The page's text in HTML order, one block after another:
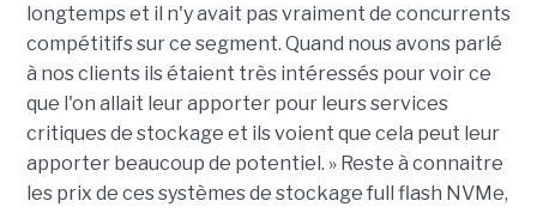
longtemps et il n'y avait pas vraiment de concurrents
compétitifs sur ce segment. Quand nous avons parlé
à nos clients ils étaient très intéressés pour voir ce
que l'on allait leur apporter pour leurs services
critiques de stockage et ils voient que cela peut leur
apporter beaucoup de potentiel. » Reste à connaitre
les prix de ces systèmes de stockage full flash NVMe,